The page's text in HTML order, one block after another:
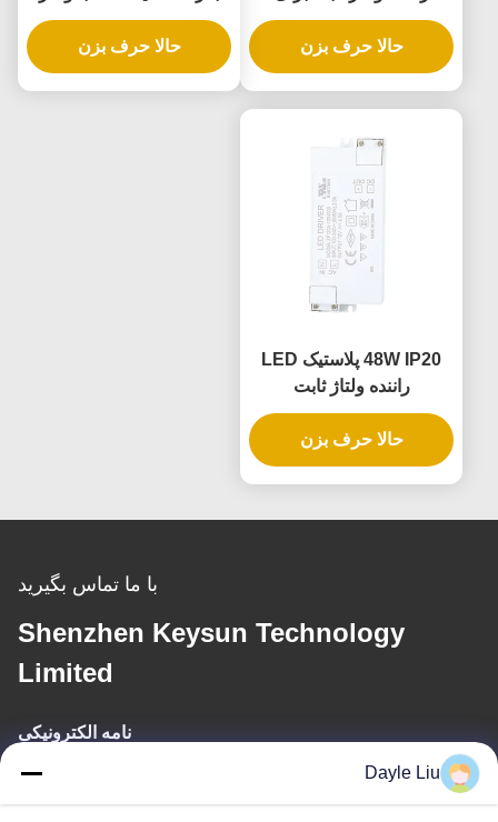
کاربردهای روشنایی داخلی
حالا حرف بزن
ثابت برای روشنایی داخلی
حالا حرف بزن
48W IP20 پلاستيک LED
راننده ولتاژ ثابت
حالا حرف بزن
با ما تماس بگیرید
Shenzhen Keysun Technology
Limited
نامه الکترونیکی
power06@szzhpower.com
Dayle Liu